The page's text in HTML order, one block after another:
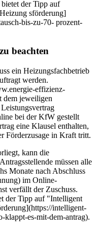
der Tipp auf
sförderung]
bis-zu-70- prozent-
beachten
ein Heizungsfachbetrieb
werden.
effizienz-
dem jeweiligen
bei der KfW gestellt
eine Klausel enthalten,
Förderzusage in Kraft tritt.
kann die
müssen alle
Monate nach Abschluss
im Online-
verfällt der Zuschuss.
der Tipp auf "Intelligent
intelligent-
klappt-es-mit-dem-antrag).